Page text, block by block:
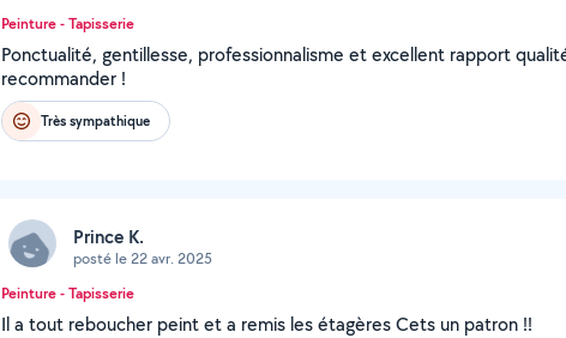
Peinture - Tapisserie
Ponctualité, gentillesse, professionnalisme et excellent rapport
recommander !
Très sympathique
Prince K.
posté le 22 avr. 2025
Peinture - Tapisserie
Il a tout reboucher peint et a remis les étagères Cets un patron !!